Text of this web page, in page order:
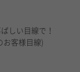
しい目線で！
お客様目線)